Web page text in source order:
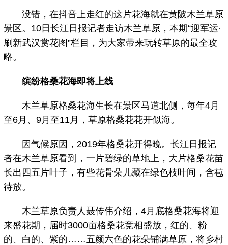
没错，在抖音上走红的这片花海就在黄陂木兰草原
景区。10日长江日报记者走访木兰草原，本期“迎军运·
刷新武汉赏花图”栏目，为大家带来玩转草原的最全攻
略。
缤纷格桑花海即将上线
木兰草原格桑花海生长在景区马道北侧，每年4月
至6月、9月至11月，草原格桑花花开似海。
因气候原因，2019年格桑花开得晚。长江日报记
者在木兰草原看到，一片碧绿的草地上，大片格桑花苗
长出四五片叶子，有些花骨朵儿藏在绿色枝叶间，含苞
待放。
木兰草原负责人聂传伟介绍，4月底格桑花海将迎
来盛花期，届时3000亩格桑花竞相盛放，红的、粉
的、白的、紫的……五颜六色的花朵铺满草原，将乡村